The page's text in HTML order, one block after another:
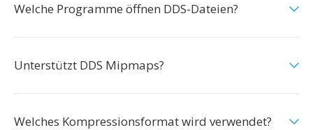
Welche Programme öffnen DDS-Dateien?
Unterstützt DDS Mipmaps?
Welches Kompressionsformat wird verwendet?